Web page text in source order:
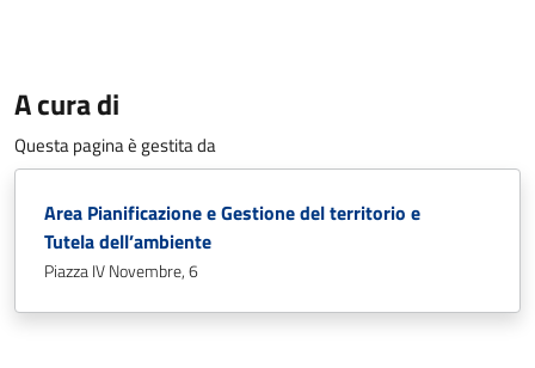
A cura di
Questa pagina è gestita da
Area Pianificazione e Gestione del territorio e
Tutela dell’ambiente
Piazza IV Novembre, 6